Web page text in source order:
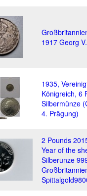
1917 Georg
1935,
Königreich, 6
Silbermünze
4. Prägung)
2 Pounds
Year of the
Silberunze